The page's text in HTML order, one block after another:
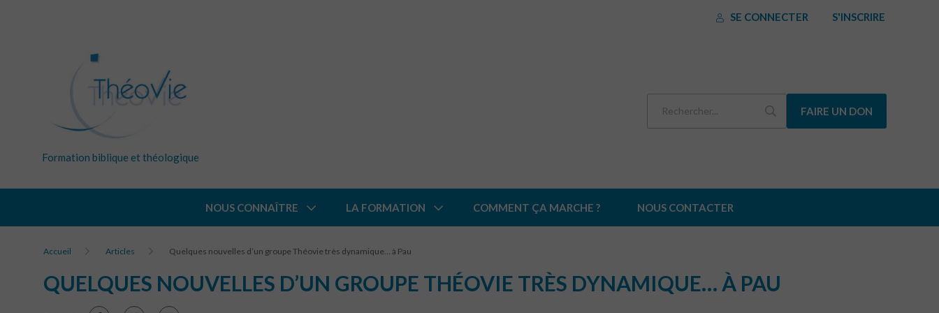
SE CONNECTER S'INSCRIRE
Formation biblique et théologique
FAIRE UN DON
NOUS CONNAÎTRE LA FORMATION COMMENT ÇA MARCHE ? NOUS CONTACTER
Accueil Articles Quelques nouvelles d’un groupe Théovie très dynamique… à Pau
QUELQUES NOUVELLES D’UN GROUPE THÉOVIE TRÈS DYNAMIQUE… À PAU